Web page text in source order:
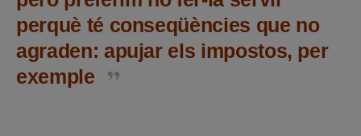
perquè té conseqüències que no
agraden: apujar els impostos, per
exemple